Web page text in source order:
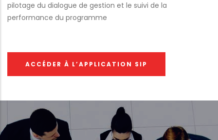
pilotage du dialogue de gestion et le suivi de la
performance du programme
ACCÉDER À L’APPLICATION SIP